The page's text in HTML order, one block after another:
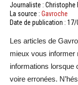
Journaliste : Christophe
La source : Gavroche
Date de publication :
Les articles de
mieux vous
informations lorsque
voire erronées.